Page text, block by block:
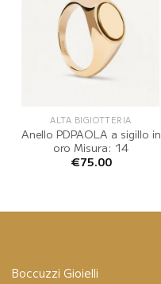
ALTA BIGIOTTERIA
Anello PDPAOLA a sigillo in
oro Misura: 14
€75.00
Boccuzzi Gioielli